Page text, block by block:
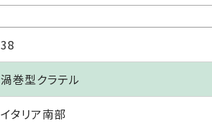
38
渦巻型クラテル
イタリア南部